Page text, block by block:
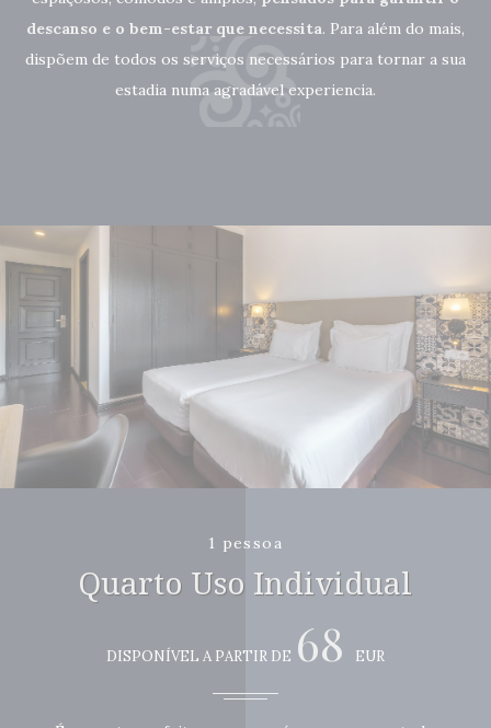
descanso e o bem-estar que necessita. Para além do mais,
dispõem de todos os serviços necessários para tornar a sua
estadia numa agradável experiencia.
1 pessoa
Quarto Uso Individual
DISPONÍVEL A PARTIR DE 68 EUR